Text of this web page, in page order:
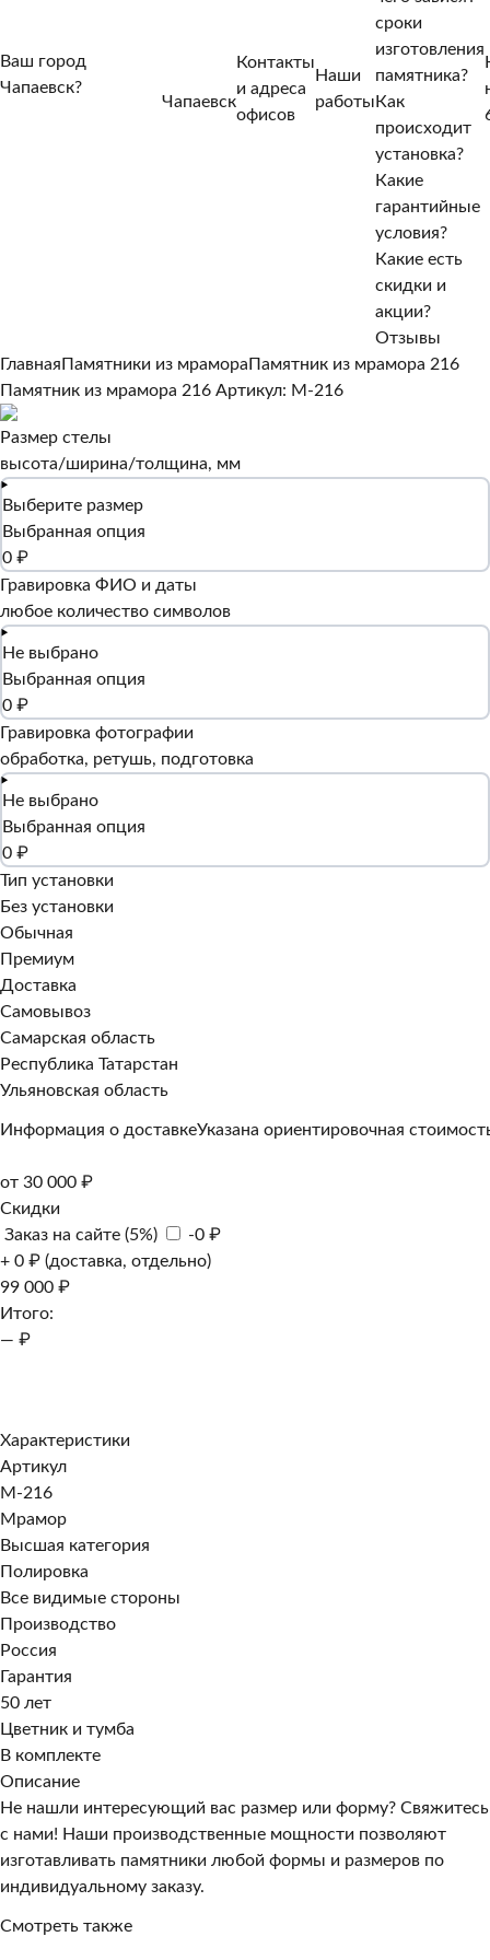
Ваш город
Чапаевск?
Чапаевск
Контакты
и адреса
офисов
Наши
работы
сроки
изготовления
памятника?
Как
происходит
установка?
Какие
гарантийные
условия?
Какие есть
скидки и
акции?
Отзывы
Главная Памятники из мрамора Памятник из мрамора 216
Памятник из мрамора 216 Артикул: M-216
Размер стелы
высота/ширина/толщина, мм
Выберите размер
Выбранная опция
0 ₽
Гравировка ФИО и даты
любое количество символов
Не выбрано
Выбранная опция
0 ₽
Гравировка фотографии
обработка, ретушь, подготовка
Не выбрано
Выбранная опция
0 ₽
Тип установки
Без установки
Обычная
Премиум
Доставка
Самовывоз
Самарская область
Республика Татарстан
Ульяновская область
Информация о доставкеУказана ориентировочная
от 30 000 ₽
Скидки
Заказ на сайте (5%)
-0 ₽
+ 0 ₽ (доставка, отдельно)
99 000 ₽
Итого:
— ₽
Характеристики
Артикул
M-216
Мрамор
Высшая категория
Полировка
Все видимые стороны
Производство
Россия
Гарантия
50 лет
Цветник и тумба
В комплекте
Описание
Не нашли интересующий вас размер или форму? Свяжитесь
с нами! Наши производственные мощности позволяют
изготавливать памятники любой формы и размеров по
индивидуальному заказу.
Смотреть также